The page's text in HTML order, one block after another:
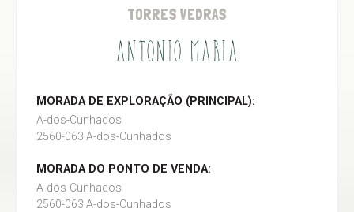
TORRES VEDRAS
ANTONIO MARIA
MORADA DE EXPLORAÇÃO (PRINCIPAL):
A-dos-Cunhados
2560-063 A-dos-Cunhados
MORADA DO PONTO DE VENDA:
A-dos-Cunhados
2560-063 A-dos-Cunhados